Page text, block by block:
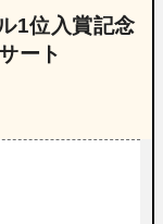
1位入賞記念
ート